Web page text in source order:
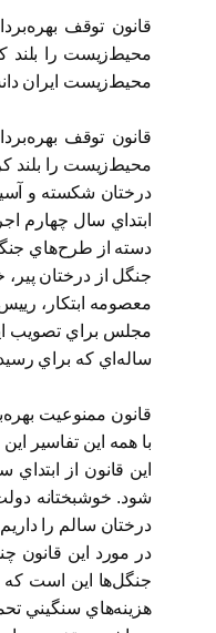
قانون توقف
محيط‌زيست را بلند
محيط‌زيست ايران
قانون توقف
محيط‌زيست را بلند
درختان شكسته و
ابتداي سال چهارم
دسته از طرح‌هاي
جنگل از درختان
معصومه ابتكار،
ساله‌اي كه براي
قانون ممنوعيت
با همه اين تفاسير
اين قانون از
شود. خوشبختانه
درختان سالم را
در مورد اين قانون
جنگل‌ها اين است كه
هزينه‌هاي سنگيني